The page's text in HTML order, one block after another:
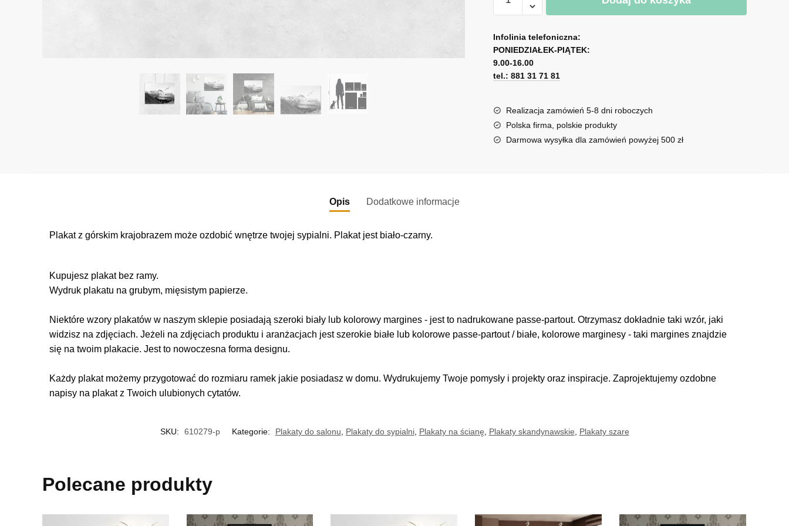
Górski
z
chmurkami
l
t
e
r
a
t
i
Infolinia telefoniczna:
PONIEDZIAŁEK-PIĄTEK:
9.00-16.00
tel.: 881 31 71 81
Realizacja zamówień 5-8 dni roboczych
Polska firma, polskie produkty
Darmowa wysyłka dla zamówień powyżej 500 zł
Opis Dodatkowe informacje
Plakat z górskim krajobrazem może ozdobić wnętrze twojej sypialni. Plakat jest biało-czarny.
Kupujesz plakat bez ramy.
Wydruk plakatu na grubym, mięsistym papierze.
Niektóre wzory plakatów w naszym sklepie posiadają szeroki biały lub kolorowy margines - jest to nadrukowane passe-partout. Otrzymasz dokładnie taki wzór, jaki
widzisz na zdjęciach. Jeżeli na zdjęciach produktu i aranżacjach jest szerokie białe lub kolorowe passe-partout / białe, kolorowe marginesy - taki margines znajdzie
się na twoim plakacie. Jest to nowoczesna forma designu.
Każdy plakat możemy przygotować do rozmiaru ramek jakie posiadasz w domu. Wydrukujemy Twoje pomysły i projekty oraz inspiracje. Zaprojektujemy ozdobne
napisy na plakat z Twoich ulubionych cytatów.
SKU: 610279-p Kategorie: Plakaty do salonu, Plakaty do sypialni, Plakaty na ścianę, Plakaty skandynawskie, Plakaty szare
Polecane produkty